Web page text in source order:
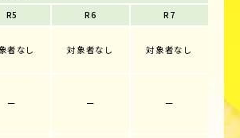
R5
R6
R7
者なし 対象者なし 対象者なし
ー ー ー